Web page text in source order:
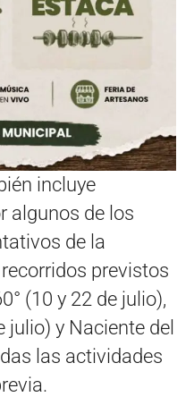
incluye
algunos de los
de la
previstos
(10 y 22 de julio),
julio) y Naciente del
las actividades